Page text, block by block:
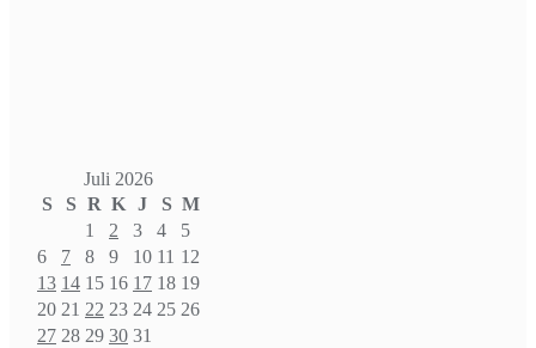
Juli 2026
S
S R K J S M
1
2 3 4
5
6
7 8 9 10 11 12
13 14 15 16 17 18 19
20 21 22 23 24 25 26
27 28 29 30 31